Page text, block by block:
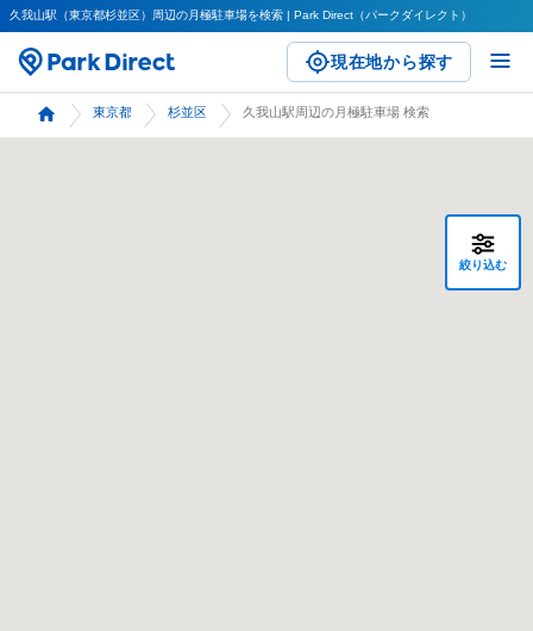
久我山駅（東京都杉並区）周辺の月極駐車場を検索 | Park Direct（パークダイレクト）
現在地から探す
東京都 杉並区 久我山駅周辺の月極駐車場 検索
絞り込む